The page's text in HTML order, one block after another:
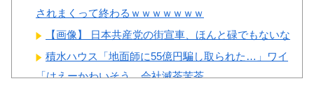
されまくって終わるｗｗｗｗｗｗｗ
【画像】 日本共産党の街宣車、ほんと碌でもないな
積水ハウス「地面師に55億円騙し取られた…」ワイ
「はえーかわいそう…会社滅茶苦茶...